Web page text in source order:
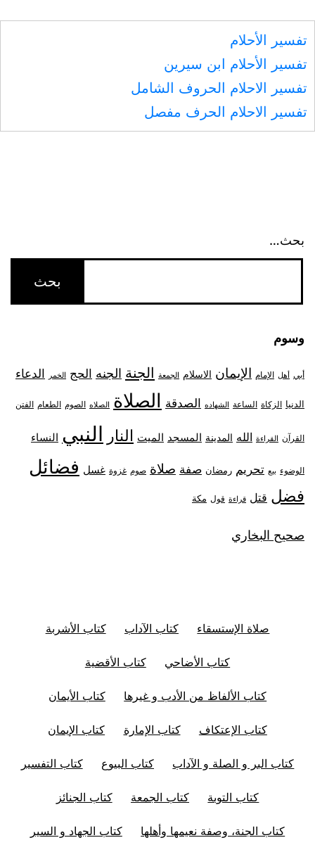
المقالات
تفسير الأحلام
تفسير الأحلام ابن سيرين
تفسير الاحلام الحروف الشامل
تفسير الاحلام الحرف مفصل
بحث…
وسوم
أبي أهل الإمام الإيمان الاسلام الجمعة الجنة الجنه الحج الخمر الدعاء
الدنيا الزكاة الساعة الشهاده الصدقة الصلاة الصلاه الصوم الطعام الفتن
القرآن القراءة الله المدينة المسجد الميت النار النبي النساء
الوضوء بيع تحريم رمضان صفة صلاة صوم غزوة غسل فضائل
فضل قتل قراءة قول مكة
صحيح البخاري
صلاة الإستسقاء كتاب الآداب كتاب الأشربة
كتاب الأضاحي كتاب الأقضية
كتاب الألفاظ من الأدب و غيرها كتاب الأيمان
كتاب الإعتكاف كتاب الإمارة كتاب الإيمان
كتاب البر و الصلة و الآداب كتاب البيوع كتاب التفسير
كتاب التوبة كتاب الجمعة كتاب الجنائز
كتاب الجنة، وصفة نعيمها وأهلها كتاب الجهاد و السير